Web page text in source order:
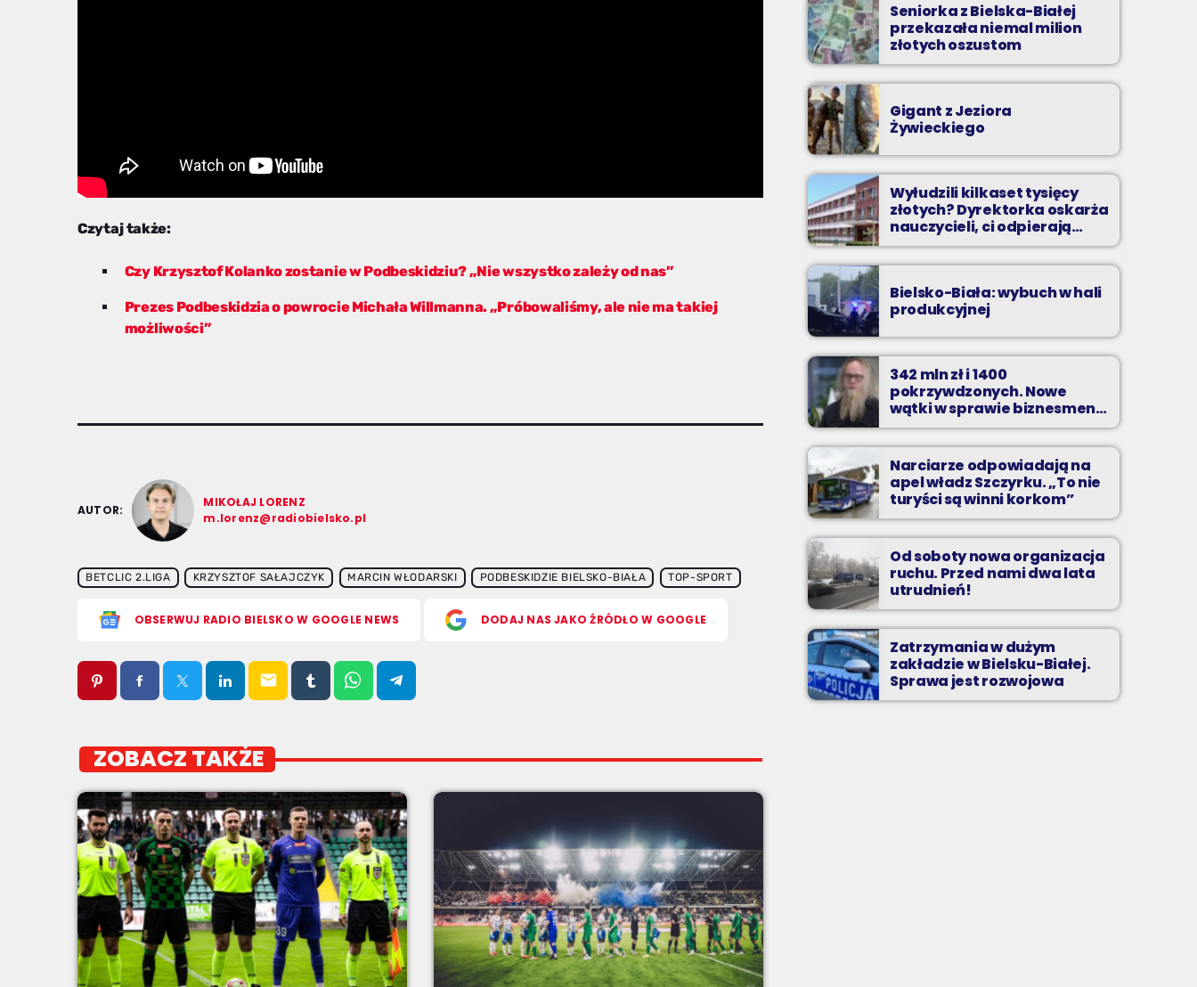
Czytaj także:
Czy Krzysztof Kolanko zostanie w Podbeskidziu? „Nie wszystko zależy od nas”
Prezes Podbeskidzia o powrocie Michała Willmanna. „Próbowaliśmy, ale nie ma takiej
możliwości”
AUTOR:
MIKOŁAJ LORENZ
m.lorenz@radiobielsko.pl
BETCLIC 2.LIGA KRZYSZTOF SAŁAJCZYK MARCIN WŁODARSKI PODBESKIDZIE BIELSKO-BIAŁA TOP-SPORT
OBSERWUJ RADIO BIELSKO W GOOGLE NEWS DODAJ NAS JAKO ŹRÓDŁO W GOOGLE
email
ZOBACZ TAKŻE
Seniorka z Bielska-Białej
przekazała niemal milion
złotych oszustom
Gigant z Jeziora
Żywieckiego
Wyłudzili kilkaset tysięcy
złotych? Dyrektorka oskarża
nauczycieli, ci odpierają
zarzuty
Bielsko-Biała: wybuch w hali
produkcyjnej
342 mln zł i 1400
pokrzywdzonych. Nowe
wątki w sprawie biznesmena
z Bielska-Białej
Narciarze odpowiadają na
apel władz Szczyrku. „To nie
turyści są winni korkom”
Od soboty nowa organizacja
ruchu. Przed nami dwa lata
utrudnień!
Zatrzymania w dużym
zakładzie w Bielsku-Białej.
Sprawa jest rozwojowa